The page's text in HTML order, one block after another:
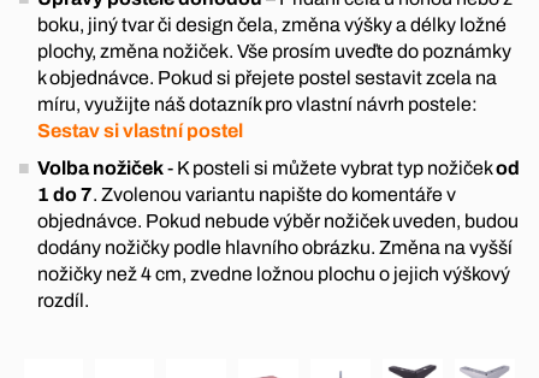
boku, jiný tvar či design čela, změna výšky a délky ložné
plochy, změna nožiček. Vše prosím uveďte do poznámky
k objednávce. Pokud si přejete postel sestavit zcela na
míru, využijte náš dotazník pro vlastní návrh postele:
Sestav si vlastní postel
Volba nožiček- K posteli si můžete vybrat typ nožičekod
1 do 7. Zvolenou variantu napište do komentáře v
objednávce. Pokud nebude výběr nožiček uveden, budou
dodány nožičky podle hlavního obrázku. Změna na vyšší
nožičky než 4 cm, zvedne ložnou plochu o jejich výškový
rozdíl.